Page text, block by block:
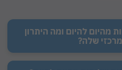
מהיום להיום ומה היתרון
שלה?